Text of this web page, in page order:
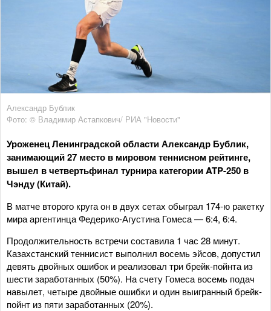
Александр Бублик
Фото: © Владимир Астапкович/ РИА "Новости"
Уроженец Ленинградской области Александр Бублик,
занимающий 27 место в мировом теннисном рейтинге,
вышел в четвертьфинал турнира категории ATP-250 в
Чэнду (Китай).
В матче второго круга он в двух сетах обыграл 174-ю ракетку
мира аргентинца Федерико-Агустина Гомеса — 6:4, 6:4.
Продолжительность встречи составила 1 час 28 минут.
Казахстанский теннисист выполнил восемь эйсов, допустил
девять двойных ошибок и реализовал три брейк-пойнта из
шести заработанных (50%). На счету Гомеса восемь подач
навылет, четыре двойные ошибки и один выигранный брейк-
пойнт из пяти заработанных (20%).